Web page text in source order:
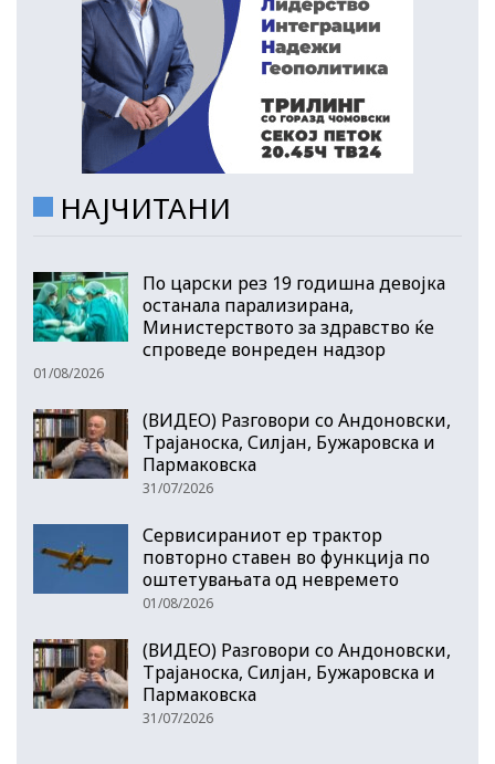
НАЈЧИТАНИ
По царски рез 19 годишна девојка
останала парализирана,
Министерството за здравство ќе
спроведе вонреден надзор
01/08/2026
(ВИДЕО) Разговори со Андоновски,
Трајаноска, Силјан, Бужаровска и
Пармаковска
31/07/2026
Сервисираниот ер трактор
повторно ставен во функција по
оштетувањата од невремето
01/08/2026
(ВИДЕО) Разговори со Андоновски,
Трајаноска, Силјан, Бужаровска и
Пармаковска
31/07/2026